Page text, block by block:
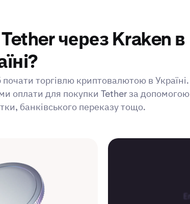
через Kraken в
торгівлю криптовалютою в Україні.
оплати для покупки Tether за допомогою
банківського переказу тощо.